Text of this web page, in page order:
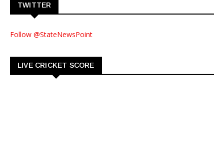
TWITTER
Follow @StateNewsPoint
LIVE CRICKET SCORE